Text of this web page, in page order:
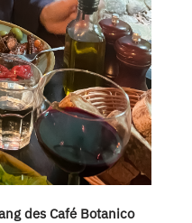
des Café Botanico